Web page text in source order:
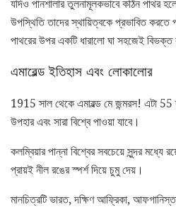
যদিও পানশালার তুলনামূলকভাবে কঠিন পাথর
উপস্থিতি তাদের স্থায়িত্বকে প্রভাবিত
পাথরের উপর একটি ধারালো ঘা সহজেই বিভক্ত
এমারেল্ড ইতিহাস এবং লোকালোর
1915 সাল থেকে এমারল্ড মে জন্মরস! এটা 55
উপহার এবং সারা বিশ্বে পাওয়া যাবে।
কলম্বিয়ার পান্না বিশ্বের সবচেয়ে সুন্দর মধ্যে
প্রায়ই নীল রঙের স্পর্শ দিয়ে চুমু দেয়।
মানচিত্রটি ভারত, দক্ষিণ আফ্রিকা,